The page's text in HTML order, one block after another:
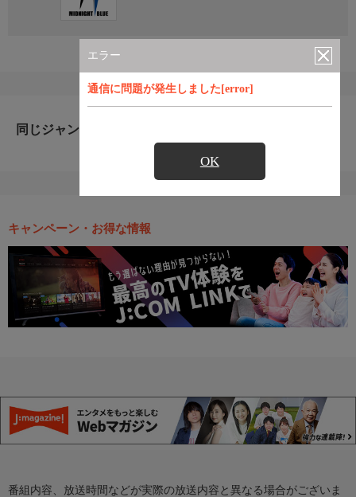
エラー
通信に問題が発生しました[error]
OK
同じジャンルのおすすめ番組
キャンペーン・お得な情報
番組内容、放送時間などが実際の放送内容と異なる場合がございま